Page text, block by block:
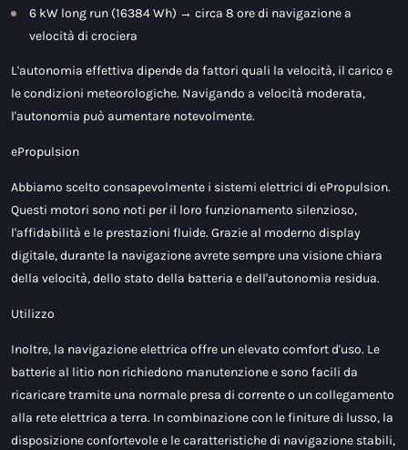
6 kW long run (16384 Wh) → circa 8 ore di navigazione a
velocità di crociera
L'autonomia effettiva dipende da fattori quali la velocità, il carico e
le condizioni meteorologiche. Navigando a velocità moderata,
l'autonomia può aumentare notevolmente.
ePropulsion
Abbiamo scelto consapevolmente i sistemi elettrici di ePropulsion.
Questi motori sono noti per il loro funzionamento silenzioso,
l'affidabilità e le prestazioni fluide. Grazie al moderno display
digitale, durante la navigazione avrete sempre una visione chiara
della velocità, dello stato della batteria e dell'autonomia residua.
Utilizzo
Inoltre, la navigazione elettrica offre un elevato comfort d'uso. Le
batterie al litio non richiedono manutenzione e sono facili da
ricaricare tramite una normale presa di corrente o un collegamento
alla rete elettrica a terra. In combinazione con le finiture di lusso, la
disposizione confortevole e le caratteristiche di navigazione stabili,